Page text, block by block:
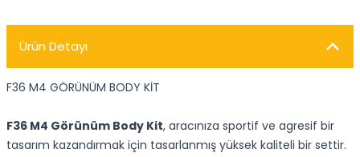
Ürün Detayı
F36 M4 GÖRÜNÜM BODY KİT
F36 M4 Görünüm Body Kit, aracınıza sportif ve agresif bir
tasarım kazandırmak için tasarlanmış yüksek kaliteli bir settir.